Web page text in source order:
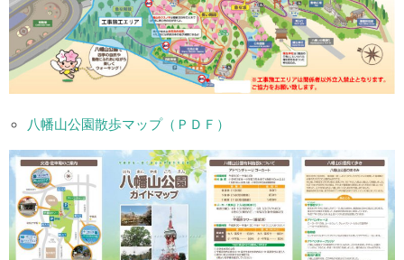
八幡山公園散歩マップ（ＰＤＦ）